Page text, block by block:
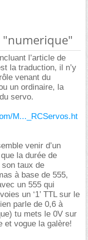
"numerique"
l’article de
la traduction, il n’y
venant du
un ordinaire, la
servo.
M..._RCServos.ht
venir d’un
la durée de
son taux de
à base de 555,
un 555 qui
un ‘1’ TTL sur le
parle de 0,6 à
tu mets le 0V sur
et vogue la galère!